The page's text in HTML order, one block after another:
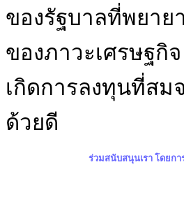
ของรัฐบาลที่พยาย
ของภาวะเศรษฐ
เกิดการลงทุนที่ส
ด้วยดี
ร่วมสนับสนุนเรา โดยกา